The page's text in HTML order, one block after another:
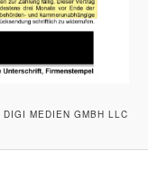
DIGI MEDIEN GMBH LLC